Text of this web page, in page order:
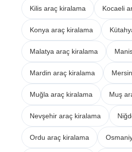
Kilis araç kiralama Kocaeli
Konya araç kiralama
Malatya araç kiralama
Mardin araç kiralama
Muğla araç kiralama Muş
Nevşehir araç kiralama
Ordu araç kiralama